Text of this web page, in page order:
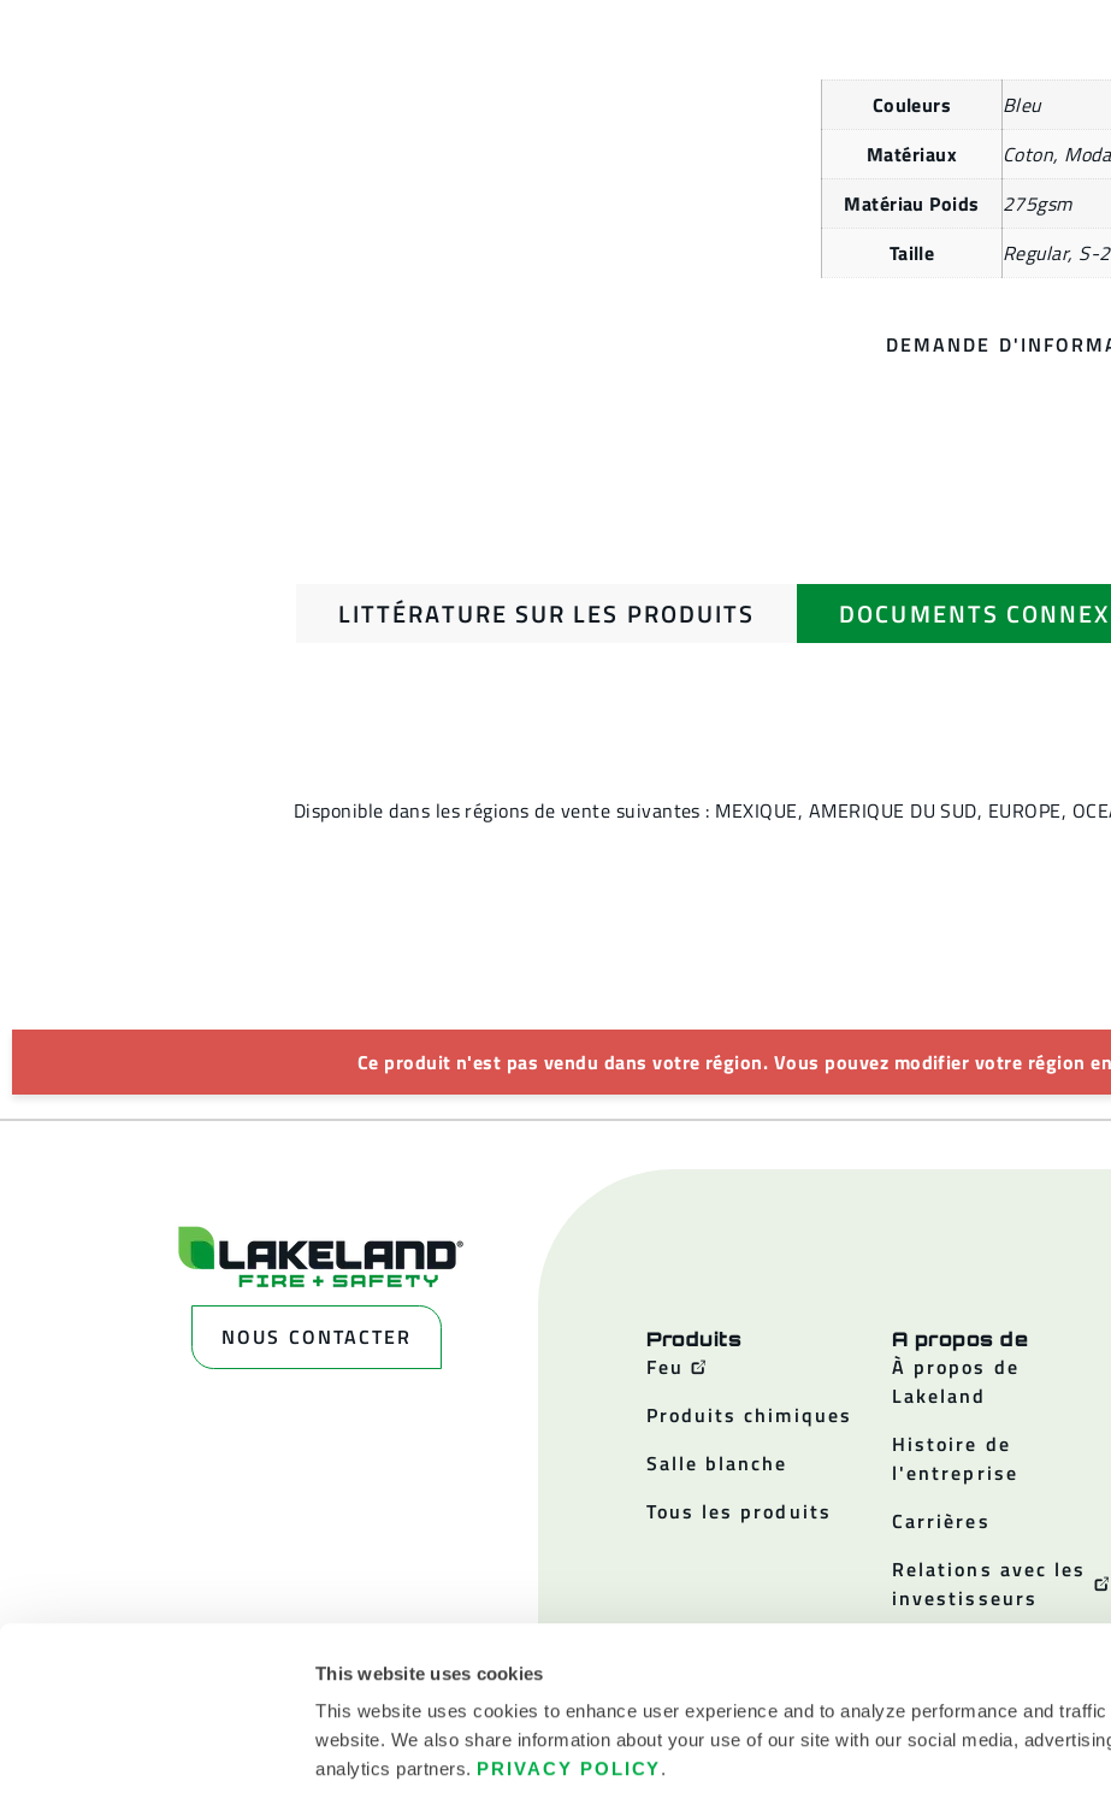
This website uses cookies
This website uses cookies to enhance user experience and to analyze performance and traffic
website. We also share information about your use of our site with our social media,
analytics partners. PRIVACY POLICY.
Couleurs
Bleu
Matériaux
Coton,
Matériau Poids
275gsm
Taille
Regular, S-
DEMANDE
LITTÉRATURE SUR LES PRODUITS DOCUMENTS
Disponible dans les régions de vente suivantes : MEXIQUE, AMERIQUE DU SUD, EUROPE,
Ce produit n'est pas vendu dans votre région. Vous pouvez modifier votre région
NOUS CONTACTER Produits
Feu
Produits chimiques
Salle blanche
Tous les produits
A propos de
À propos de
Lakeland
Histoire de
l'entreprise
Carrières
Relations avec les
investisseurs